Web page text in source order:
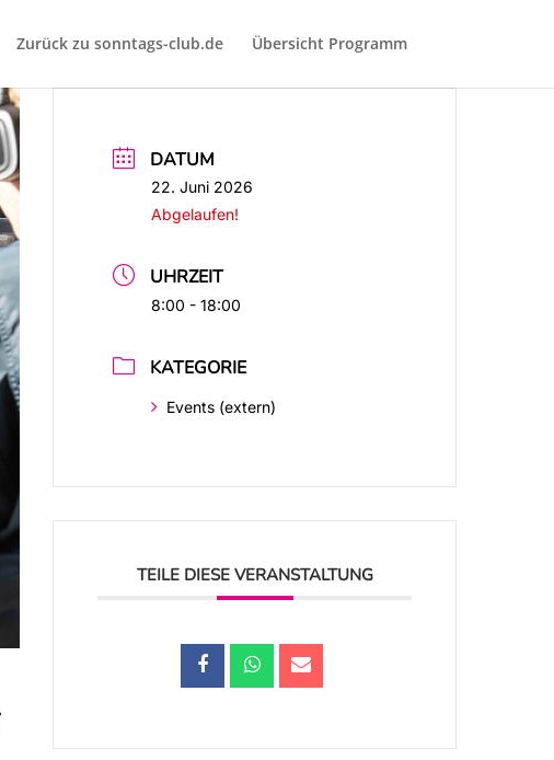
Zurück zu sonntags-club.de Übersicht Programm
DATUM
22. Juni 2026
Abgelaufen!
UHRZEIT
8:00 - 18:00
KATEGORIE
Events (extern)
TEILE DIESE VERANSTALTUNG